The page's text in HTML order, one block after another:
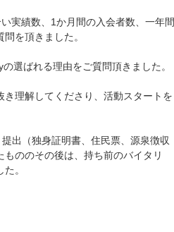
実績数、1か月間の入会者数、一年間
を頂きました。
選ばれる理由をご質問頂きました。
理解してくださり、活動スタートを
出（独身証明書、住民票、源泉徴収
ののその後は、持ち前のバイタリ
。